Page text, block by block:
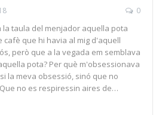
0
taula del menjador aquella pota
que hi havia al mig d'aquell
però que a la vegada em semblava
pota? Per què m'obsessionava
la meva obsessió, sinó que no
no es respiressin aires de…